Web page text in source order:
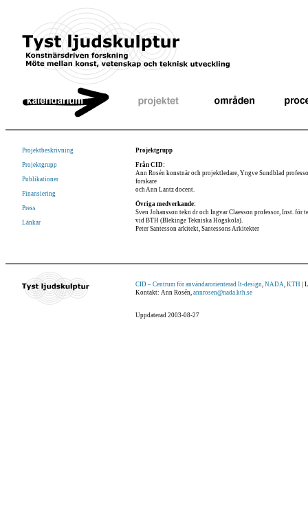
Projektbeskrivning
Projektgrupp
Publikationer
Finansiering
Press
Länkar
Projektgrupp
Från CID:
Ann Rosén konstnär och projektledare, Yngve Sundblad
forskare
och Ann Lantz docent.
Övriga medverkande:
Sven Johansson tekn dr och Ingvar Claesson professor, Inst.
vid BTH (Blekinge Tekniska Högskola).
Peter Santesson arkitekt, Santessons Arkitekter
CID – Centrum för användarorienterad It-design, NADA, KTH |
Kontakt: Ann Rosén, annrosen@nada.kth.se
Uppdaterad 2003-08-27